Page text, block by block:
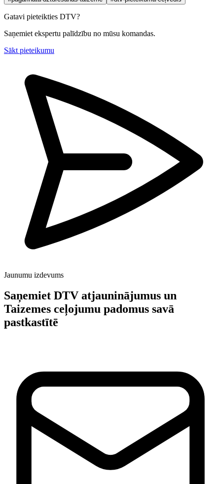
Gatavi pieteikties DTV?
Saņemiet ekspertu palīdzību no mūsu komandas.
Sākt pieteikumu
Jaunumu izdevums
Saņemiet DTV atjauninājumus un
Taizemes ceļojumu padomus savā
pastkastītē